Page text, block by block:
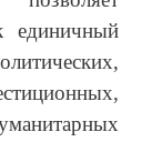
единичный